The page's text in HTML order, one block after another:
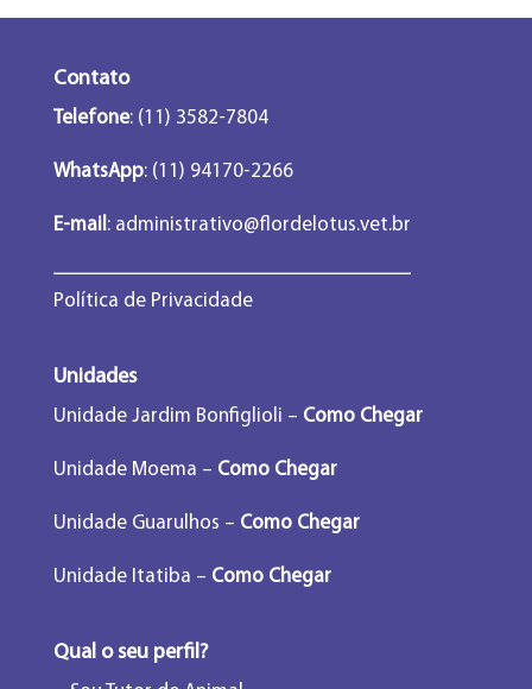
Contato
Telefone: (11) 3582-7804
WhatsApp: (11) 94170-2266
E-mail :administrativo@flordelotus.vet.br
Política de Privacidade
Unidades
Unidade Jardim Bonfiglioli – Como Chegar
Unidade Moema – Como Chegar
Unidade Guarulhos – Como Chegar
Unidade Itatiba – Como Chegar
Qual o seu perfil?